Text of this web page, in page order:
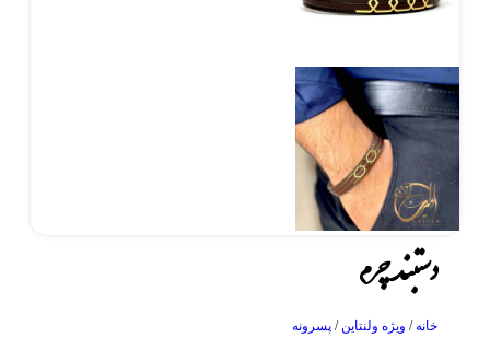
دستبند چرم
خانه/ ویژه ولنتاین/ پسرونه